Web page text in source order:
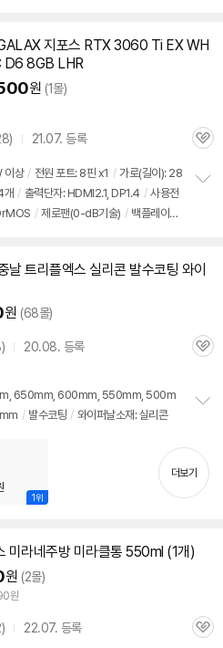
기
지포스 RTX 3060 Ti EX WH
D6 8GB LHR
원 (1몰)
21.07. 등록
관
이상 / 전원 포트: 8핀 x1 / 가로(길이): 28
/ 출력단자: HDMI2.1, DP1.4 / 사용전
/ 제로팬(0-dB기술) / 백플레이
기
날 트리플엑스 실리콘 발수코팅 와이
원 (68몰)
20.08. 등록
관
650mm, 600mm, 550mm, 500m
/ 발수코팅 / 와이퍼날소재: 실리콘
치
기
1위
더보기
미라네주방 미라클통 550ml (1개)
원 (2몰)
원
22.07. 등록
관